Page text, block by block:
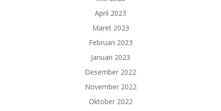
April 2023
Maret 2023
Februari 2023
Januari 2023
Desember 2022
November 2022
Oktober 2022